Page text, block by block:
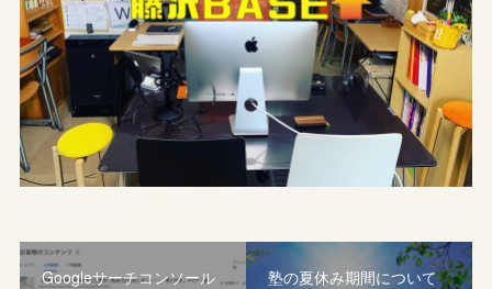
Googleサーチコンソール
塾の夏休み期間について